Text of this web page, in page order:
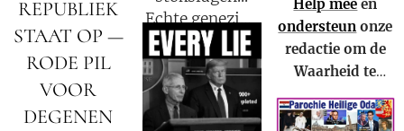
REPUBLIEK
STAAT OP —
RODE PIL
VOOR
DEGENEN
Echte genezing
laat emoties
stromen. We
mogen niet
langer meer
Help mee en
ondersteun onze
redactie om de
Waarheid te
kunnen blijven
verspreiden in